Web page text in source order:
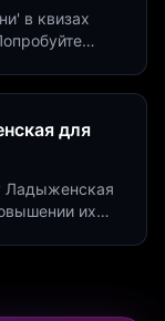
в квизах
для
Ладыженская
их